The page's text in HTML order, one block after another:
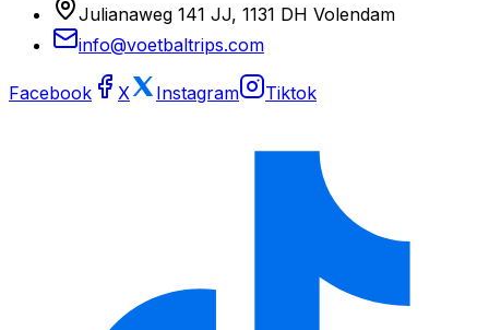
Julianaweg 141 JJ, 1131 DH Volendam
info@voetbaltrips.com
Facebook X Instagram Tiktok